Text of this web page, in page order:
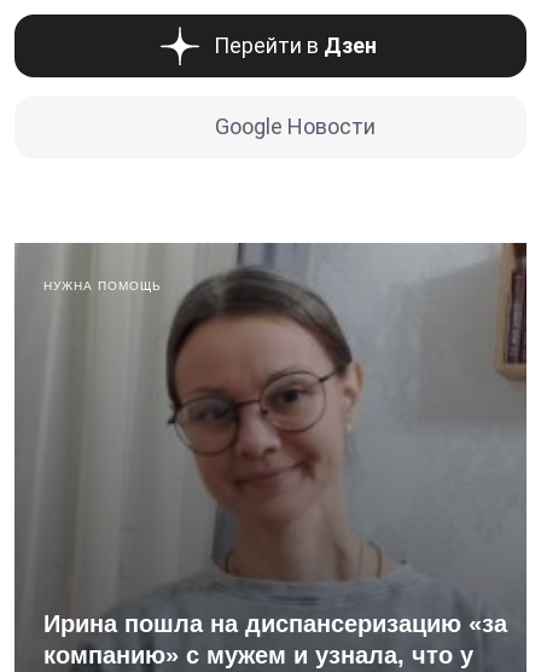
Перейти в Дзен
Google Новости
НУЖНА ПОМОЩЬ
Ирина пошла на диспансеризацию «за
компанию» с мужем и узнала, что у